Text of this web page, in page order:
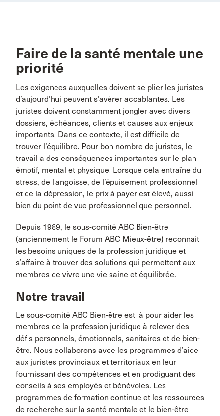
Faire de la santé mentale une
priorité
Les exigences auxquelles doivent se plier les juristes
d’aujourd’hui peuvent s’avérer accablantes. Les
juristes doivent constamment jongler avec divers
dossiers, échéances, clients et causes aux enjeux
importants. Dans ce contexte, il est difficile de
trouver l’équilibre. Pour bon nombre de juristes, le
travail a des conséquences importantes sur le plan
émotif, mental et physique. Lorsque cela entraîne du
stress, de l’angoisse, de l’épuisement professionnel
et de la dépression, le prix à payer est élevé, aussi
bien du point de vue professionnel que personnel.
Depuis 1989, le sous-comité ABC Bien-être
(anciennement le Forum ABC Mieux-être) reconnait
les besoins uniques de la profession juridique et
s’affaire à trouver des solutions qui permettent aux
membres de vivre une vie saine et équilibrée.
Notre travail
Le sous-comité ABC Bien-être est là pour aider les
membres de la profession juridique à relever des
défis personnels, émotionnels, sanitaires et de bien-
être. Nous collaborons avec les programmes d’aide
aux juristes provinciaux et territoriaux en leur
fournissant des compétences et en prodiguant des
conseils à ses employés et bénévoles. Les
programmes de formation continue et les ressources
de recherche sur la santé mentale et le bien-être